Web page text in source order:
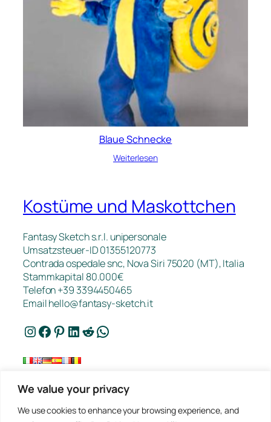
We value your privacy
We use cookies to enhance your browsing experience, and
Blaue Schnecke
Weiterlesen
Kostüme und Maskottchen
Fantasy Sketch s.r.l. unipersonale
Umsatzsteuer-ID 01355120773
Contrada ospedale snc, Nova Siri 75020 (MT), Italia
Stammkapital 80.000€
Telefon +39 3394450465
Emailhello@fantasy-sketch.it
Instagram Facebook Pinterest LinkedIn Reddit WhatsApp
FAQ